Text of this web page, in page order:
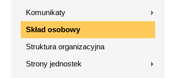
Komunikaty
Skład osobowy
Struktura organizacyjna
Strony jednostek